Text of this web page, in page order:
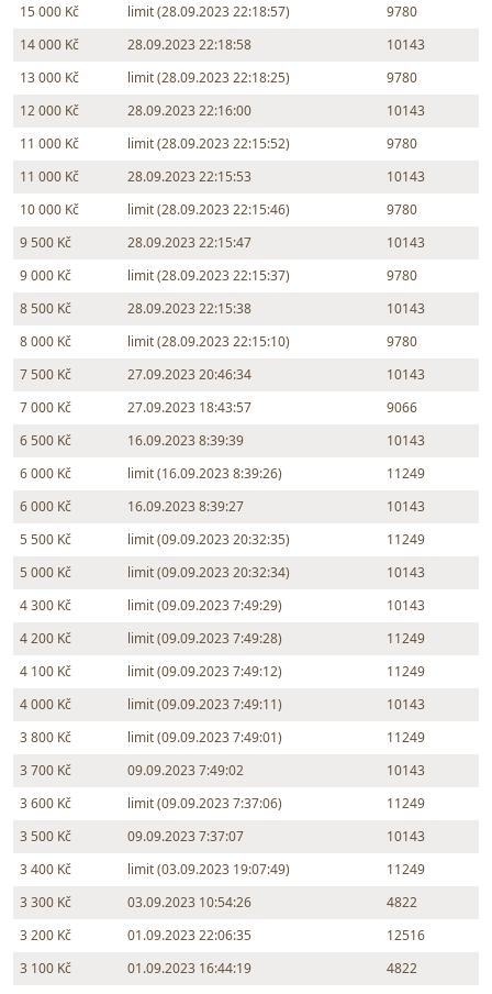
15 000 Kč
limit (28.09.2023 22:18:57)
9780
14 000 Kč
28.09.2023 22:18:58
10143
13 000 Kč
limit (28.09.2023 22:18:25)
9780
12 000 Kč
28.09.2023 22:16:00
10143
11 000 Kč
limit (28.09.2023 22:15:52)
9780
11 000 Kč
28.09.2023 22:15:53
10143
10 000 Kč
limit (28.09.2023 22:15:46)
9780
9 500 Kč
28.09.2023 22:15:47
10143
9 000 Kč
limit (28.09.2023 22:15:37)
9780
8 500 Kč
28.09.2023 22:15:38
10143
8 000 Kč
limit (28.09.2023 22:15:10)
9780
7 500 Kč
27.09.2023 20:46:34
10143
7 000 Kč
27.09.2023 18:43:57
9066
6 500 Kč
16.09.2023 8:39:39
10143
6 000 Kč
limit (16.09.2023 8:39:26)
11249
6 000 Kč
16.09.2023 8:39:27
10143
5 500 Kč
limit (09.09.2023 20:32:35)
11249
5 000 Kč
limit (09.09.2023 20:32:34)
10143
4 300 Kč
limit (09.09.2023 7:49:29)
10143
4 200 Kč
limit (09.09.2023 7:49:28)
11249
4 100 Kč
limit (09.09.2023 7:49:12)
11249
4 000 Kč
limit (09.09.2023 7:49:11)
10143
3 800 Kč
limit (09.09.2023 7:49:01)
11249
3 700 Kč
09.09.2023 7:49:02
10143
3 600 Kč
limit (09.09.2023 7:37:06)
11249
3 500 Kč
09.09.2023 7:37:07
10143
3 400 Kč
limit (03.09.2023 19:07:49)
11249
3 300 Kč
03.09.2023 10:54:26
4822
3 200 Kč
01.09.2023 22:06:35
12516
3 100 Kč
01.09.2023 16:44:19
4822